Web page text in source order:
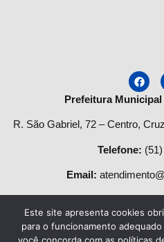
Prefeitura
R. São Gabriel, 72 – Centro,
Telefone:
Email:
Segunda a
Este site apresenta cookies
para o funcionamento